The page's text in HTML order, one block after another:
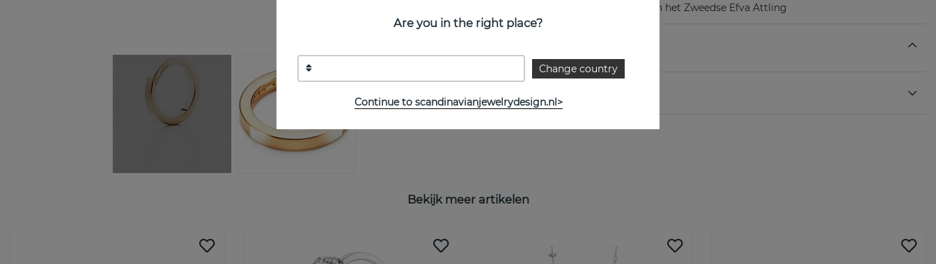
Half Round is een 18k goud ring van het Zweedse Efva Attling
Bekijk meer artikelen
Are you in the right place?
Change country
Continue to scandinavianjewelrydesign.nl>